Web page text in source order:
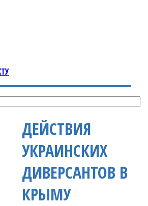
ДЕЙСТВИЯ
УКРАИНСКИХ
ДИВЕРСАНТОВ В
КРЫМУ